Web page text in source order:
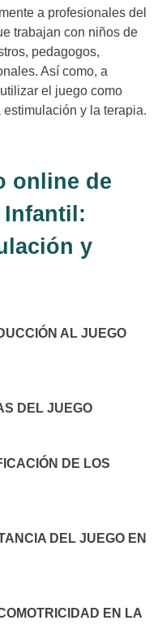
a profesionales del
trabajan con niños de
pedagogos,
Así como, a
el juego como
y la terapia.
online de
Infantil:
y
AL JUEGO
DEL JUEGO
DE LOS
DEL JUEGO EN
EN LA